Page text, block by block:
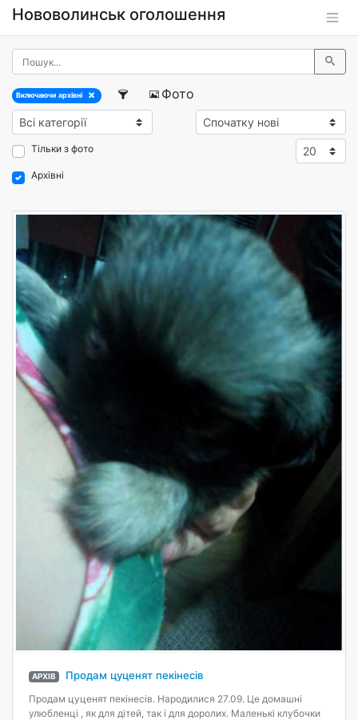
Нововолинськ оголошення
Включаючи архівні Фото
Тільки з фото
Архівні
АРХІВ Продам цуценят пекінесів
Продам цуценят пекінесів. Народилися 27.09. Це домашні
улюбленці , як для дітей, так і для доролих. Маленькі клубочки